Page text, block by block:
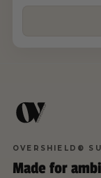
OVERSHIELD®
Made for